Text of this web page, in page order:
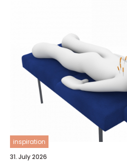
inspiration
31. July 2026